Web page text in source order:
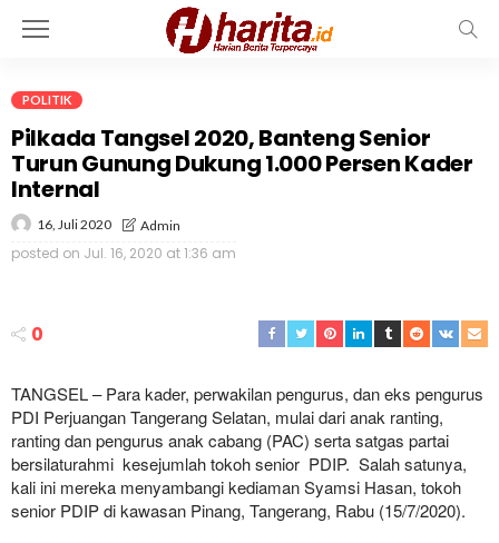
POLITIK
Pilkada Tangsel 2020, Banteng Senior
Turun Gunung Dukung 1.000 Persen Kader
Internal
16, Juli 2020 Admin
posted on Jul. 16, 2020 at 1:36 am
0
TANGSEL – Para kader, perwakilan pengurus, dan eks pengurus
PDI Perjuangan Tangerang Selatan, mulai dari anak ranting,
ranting dan pengurus anak cabang (PAC) serta satgas partai
bersilaturahmi kesejumlah tokoh senior PDIP. Salah satunya,
kali ini mereka menyambangi kediaman Syamsi Hasan, tokoh
senior PDIP di kawasan Pinang, Tangerang, Rabu (15/7/2020).